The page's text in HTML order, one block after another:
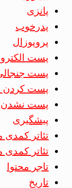
پانزی
پدرخوب
پروپوزال
پست
پست
پست کردن
پست نشدن
پیشگیری
تئاتر کمدی
تئاتر کمدی
تاجر محتوا
تاریخ